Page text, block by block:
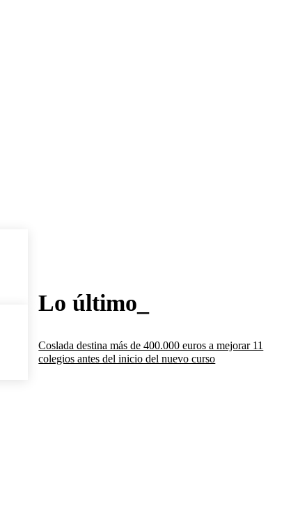
Lo último_
Coslada destina más de 400.000 euros a mejorar 11
colegios antes del inicio del nuevo curso